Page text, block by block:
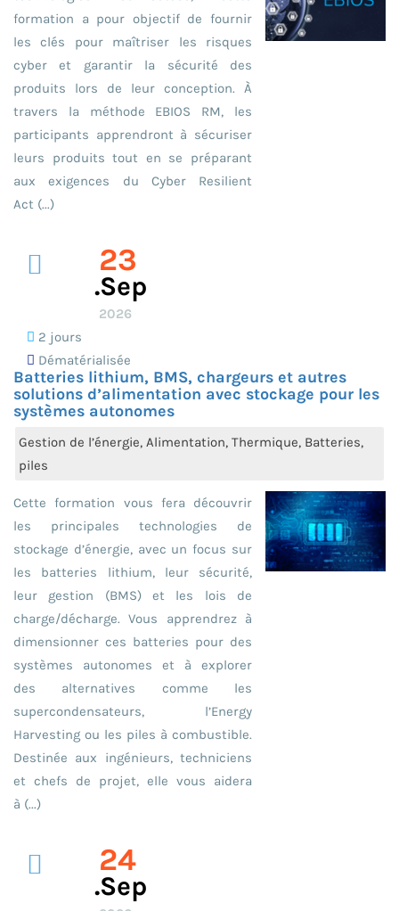
formation a pour objectif de fournir
les clés pour maîtriser les risques
cyber et garantir la sécurité des
produits lors de leur conception. À
travers la méthode EBIOS RM, les
participants apprendront à sécuriser
leurs produits tout en se préparant
aux exigences du Cyber Resilient
Act (...)
23
.sep
2026
2 jours
Dématérialisée
Batteries lithium, BMS, chargeurs et autres
solutions d’alimentation avec stockage pour les
systèmes autonomes
Gestion de l’énergie, Alimentation, Thermique, Batteries,
piles
Cette formation vous fera découvrir
les principales technologies de
stockage d’énergie, avec un focus sur
les batteries lithium, leur sécurité,
leur gestion (BMS) et les lois de
charge/décharge. Vous apprendrez à
dimensionner ces batteries pour des
systèmes autonomes et à explorer
des alternatives comme les
supercondensateurs, l’Energy
Harvesting ou les piles à combustible.
Destinée aux ingénieurs, techniciens
et chefs de projet, elle vous aidera
à (...)
24
.sep